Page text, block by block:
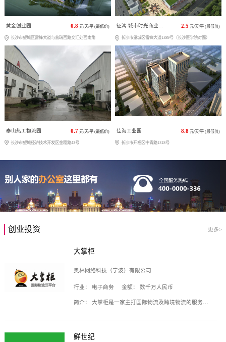
黄金创业园 0.8 元/天/平 (最低价)
长沙市望城区雷锋大道与普瑞西路交汇处西南角
征鸿-城市时光商业广场 2.5 元/天/平 (最低价)
长沙市望城区雷锋大道1389号（长沙医学院对面）
泰山热工物流园 0.7 元/天/平 (最低价)
长沙市望城经济技术开发区金穗路43号
佳海工业园 8.8 元/天/平 (最低价)
长沙市开福区中青路1318号
创业投资 更多>
大掌柜
奥林网络科技（宁波）有限公司
行业： 电子商务 金额： 数千万人民币
简介： 大掌柜是一家主打国际物流及跨境物流的服务云平台，致力于帮助全球国际物流企业在互联网上建立自己的平台，核心产品包括运价通、生意通、业务通、订舱通、招财通等，奥林网络科技（宁波）有限公司旗下产品。
鲜世纪